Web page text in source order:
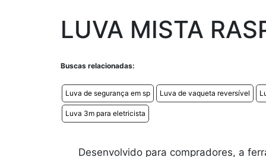
LUVA MISTA
Buscas relacionadas:
Luva de segurança em sp Luva de vaqueta reversível
Luva 3m para eletricista
Desenvolvido para compradores, a